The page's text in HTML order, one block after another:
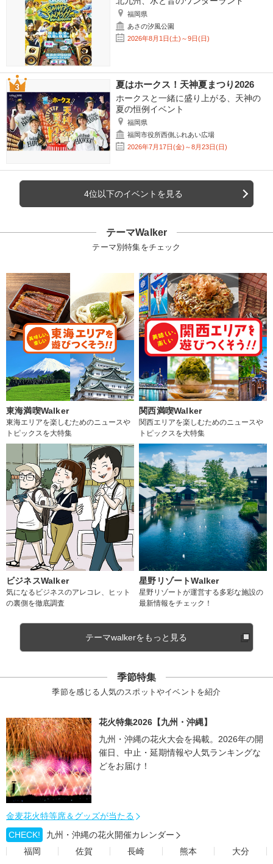
福岡県
あさの汐風公園
2026年8月1日(土)～9日(日)
夏はホークス！天神夏まつり2026
ホークスと一緒に盛り上がる、天神の
夏の恒例イベント
福岡県
福岡市役所西側ふれあい広場
2026年7月17日(金)～8月23日(日)
4位以下のイベントを見る
テーマWalker
テーマ別特集をチェック
東海満喫Walker
東海エリアを楽しむためのニュースや
トピックスを大特集
関西満喫Walker
関西エリアを楽しむためのニュースや
トピックスを大特集
ビジネスWalker
気になるビジネスのアレコレ、ヒット
の裏側を徹底調査
星野リゾートWalker
星野リゾートが運営する多彩な施設の
最新情報をチェック！
テーマwalkerをもっと見る
季節特集
季節を感じる人気のスポットやイベントを紹介
花火特集2026【九州・沖縄】
九州・沖縄の花火大会を掲載。2026年の開
催日、中止・延期情報や人気ランキングな
どをお届け！
金麦花火特等席＆グッズが当たる
CHECK!
九州・沖縄の花火開催カレンダー
福岡
佐賀 長崎 熊本
大分